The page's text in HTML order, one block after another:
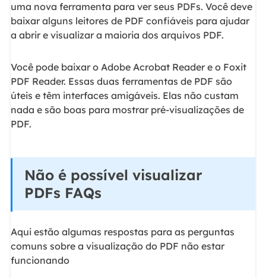
uma nova ferramenta para ver seus PDFs. Você deve
baixar alguns leitores de PDF confiáveis para ajudar
a abrir e visualizar a maioria dos arquivos PDF.
Você pode baixar o Adobe Acrobat Reader e o Foxit
PDF Reader. Essas duas ferramentas de PDF são
úteis e têm interfaces amigáveis. Elas não custam
nada e são boas para mostrar pré-visualizações de
PDF.
Não é possível visualizar
PDFs FAQs
Aqui estão algumas respostas para as perguntas
comuns sobre a visualização do PDF não estar
funcionando